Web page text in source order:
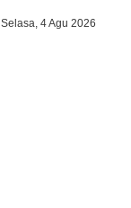
Selasa, 4 Agu 2026